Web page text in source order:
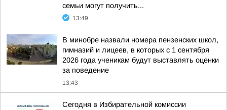
семьи могут получить...
13:49
В минобре назвали номера пензенских школ,
гимназий и лицеев, в которых с 1 сентября
2026 года ученикам будут выставлять оценки
за поведение
13:43
Сегодня в Избирательной комиссии